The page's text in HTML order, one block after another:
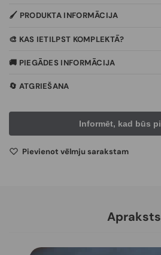
🖌️ PRODUKTA INFORMĀCIJA
🎨 KAS IETILPST KOMPLEKTĀ?
🚚 PIEGĀDES INFORMĀCIJA
🔄 ATGRIEŠANA
Pievienot vēlmju sarakstam
Apraksts